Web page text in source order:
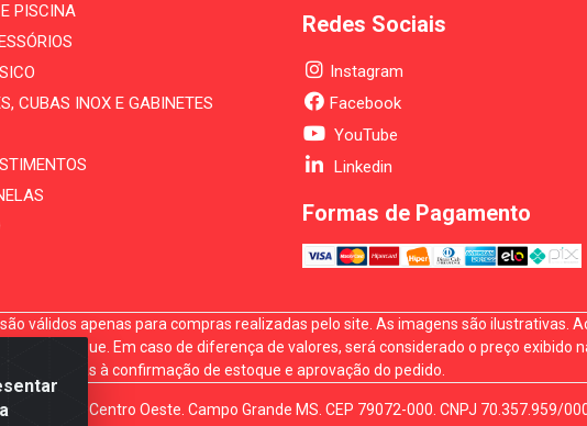
PISCINA
CUBAS INOX E GABINETES
Redes Sociais
Instagram
Facebook
YouTube
Linkedin
Formas de Pagamento
válidos apenas para compras realizadas pelo site. As imagens são ilustrativas.
em estoque. Em caso de diferença de valores, será considerado o preço exibido
estão sujeitas à confirmação de estoque e aprovação do pedido.
5164. Jd Centro Oeste. Campo Grande MS. CEP 79072-000. CNPJ 70.357.959/